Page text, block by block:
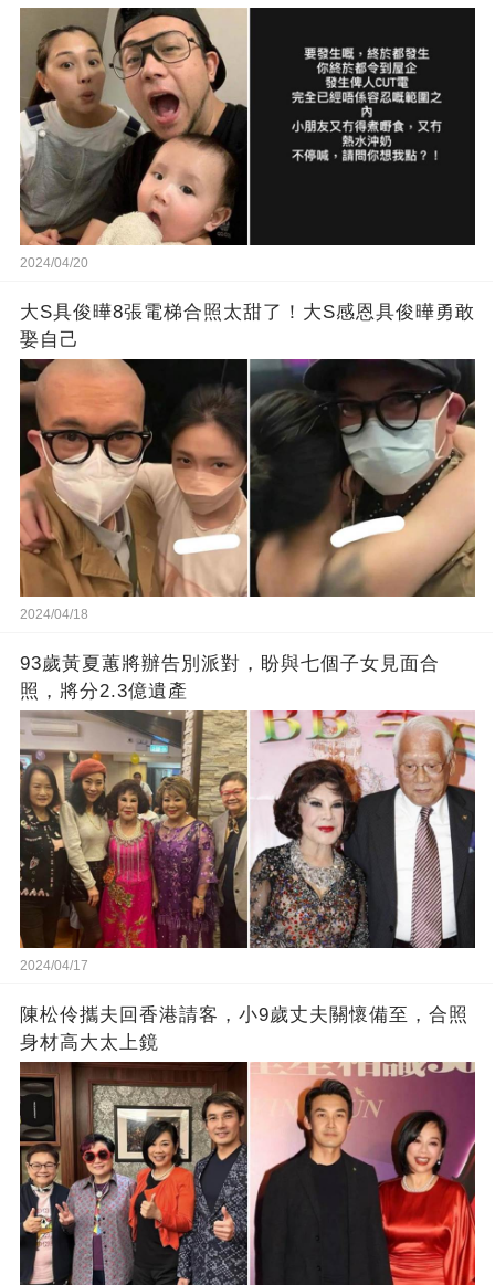
2024/04/20
大S具俊曄8張電梯合照太甜了！大S感恩具俊曄勇敢
娶自己
2024/04/18
93歲黃夏蕙將辦告別派對，盼與七個子女見面合
照，將分2.3億遺產
2024/04/17
陳松伶攜夫回香港請客，小9歲丈夫關懷備至，合照
身材高大太上鏡